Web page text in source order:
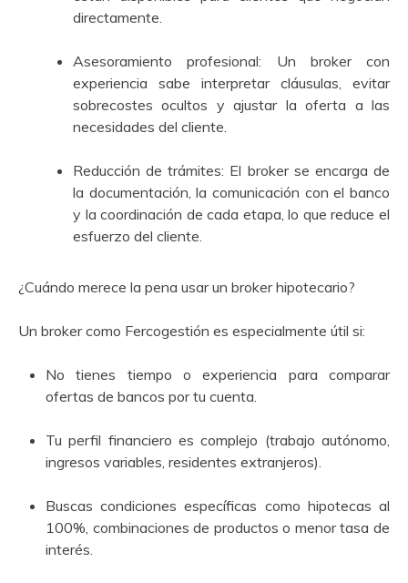
directamente.
Asesoramiento profesional: Un broker con
experiencia sabe interpretar cláusulas, evitar
sobrecostes ocultos y ajustar la oferta a las
necesidades del cliente.
Reducción de trámites: El broker se encarga de
la documentación, la comunicación con el banco
y la coordinación de cada etapa, lo que reduce el
esfuerzo del cliente.
¿Cuándo merece la pena usar un broker hipotecario?
Un broker como Fercogestión es especialmente útil si:
No tienes tiempo o experiencia para comparar
ofertas de bancos por tu cuenta.
Tu perfil financiero es complejo (trabajo autónomo,
ingresos variables, residentes extranjeros).
Buscas condiciones específicas como hipotecas al
100%, combinaciones de productos o menor tasa de
interés.